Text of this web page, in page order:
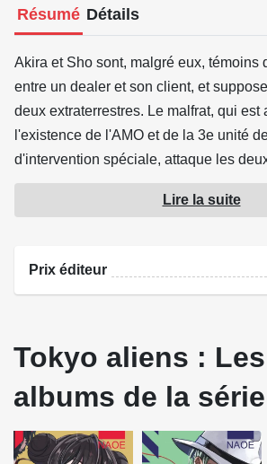
Résumé Détails
Akira et Sho sont, malgré eux, témoins
entre un dealer et son client, et
deux extraterrestres. Le malfrat, qui est
l'existence de l'AMO et de la 3e unité
d'intervention spéciale, attaque les
Fleuriste de jour, cet homme
Lire la suite
Prix éditeur
Tokyo aliens : Les
albums de la série